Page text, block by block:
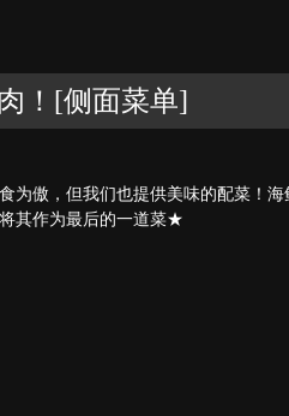
！[侧面菜单]
为傲，但我们也提供美味的配菜！
其作为最后的一道菜★